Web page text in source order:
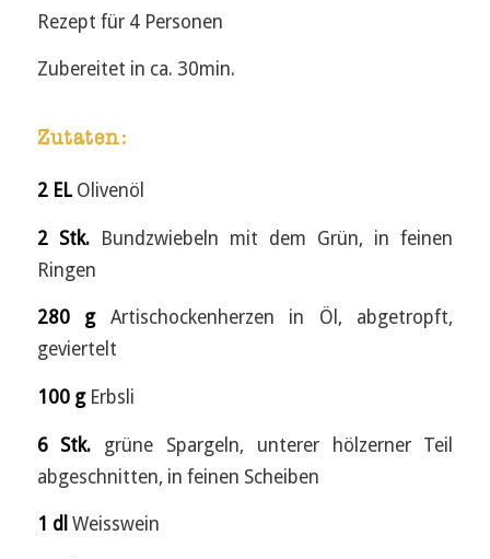
Rezept für 4 Personen
Zubereitet in ca. 30min.
Zutaten:
2 EL Olivenöl
2 Stk. Bundzwiebeln mit dem Grün, in feinen
Ringen
280 g Artischockenherzen in Öl, abgetropft,
geviertelt
100 g Erbsli
6 Stk. grüne Spargeln, unterer hölzerner Teil
abgeschnitten, in feinen Scheiben
1 dl Weisswein